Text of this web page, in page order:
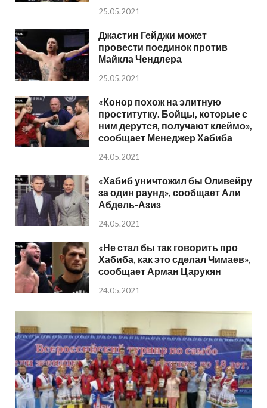
25.05.2021
Джастин Гейджи может
провести поединок против
Майкла Чендлера
25.05.2021
«Конор похож на элитную
проститутку. Бойцы, которые с
ним дерутся, получают клеймо»,
сообщает Менеджер Хабиба
24.05.2021
«Хабиб уничтожил бы Оливейру
за один раунд», сообщает Али
Абдель-Азиз
24.05.2021
«Не стал бы так говорить про
Хабиба, как это сделал Чимаев»,
сообщает Арман Царукян
24.05.2021